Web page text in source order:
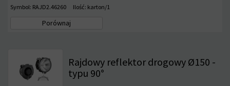
Symbol: RAJD2.46260 Ilość: karton/1
Porównaj
Rajdowy reflektor drogowy Ø150 -
typu 90°